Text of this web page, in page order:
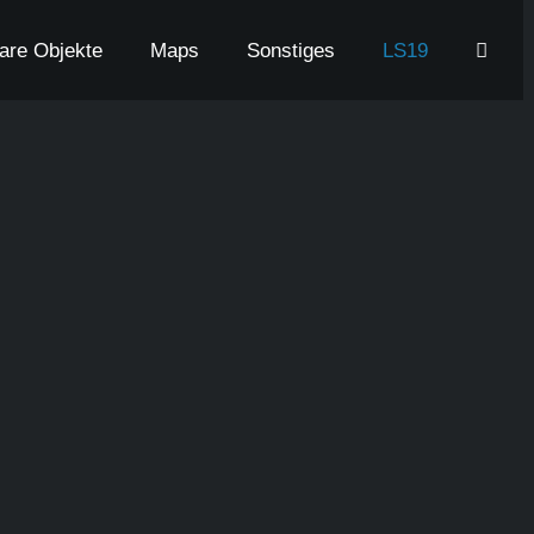
Objekte Maps Sonstiges LS19